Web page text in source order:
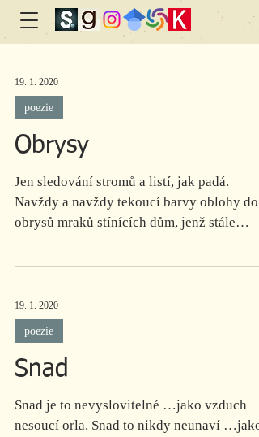
19. 1. 2020
poezie
Obrysy
Jen sledování stromů a listí, jak padá.
Navždy a navždy tekoucí barvy oblohy do
obrysů mraků stínících dům, jenž stále
19. 1. 2020
poezie
Snad
Snad je to nevyslovitelné …jako vzduch
nesoucí orla. Snad to nikdy neunaví …jako